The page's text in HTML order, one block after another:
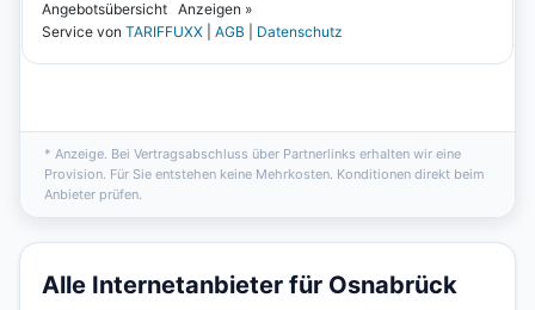
* Anzeige. Bei Vertragsabschluss über Partnerlinks erhalten wir eine
Provision. Für Sie entstehen keine Mehrkosten. Konditionen direkt beim
Anbieter prüfen.
Alle Internetanbieter für Osnabrück